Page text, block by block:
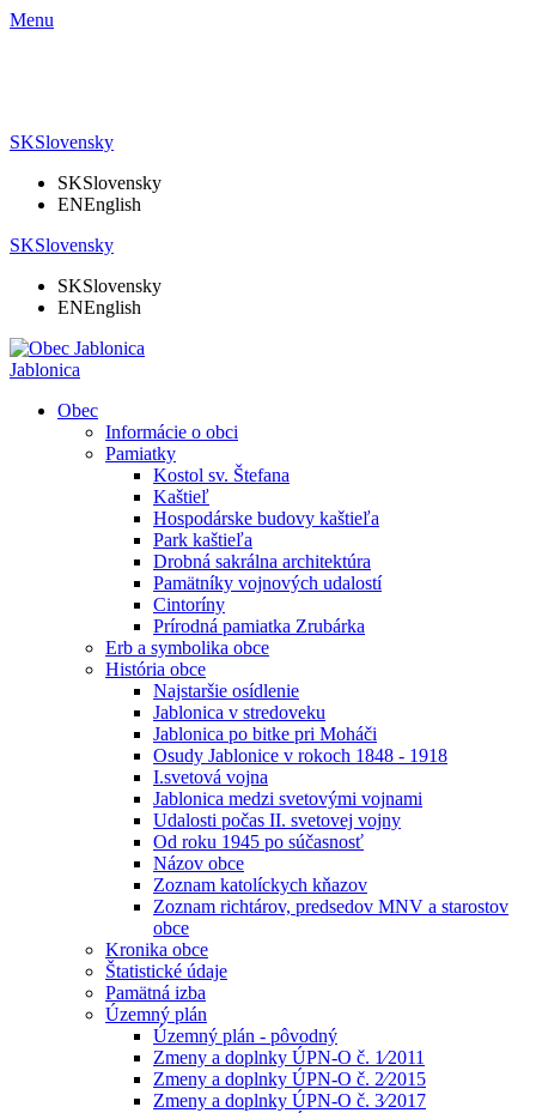
Menu
SKSlovensky
SKSlovensky
ENEnglish
SKSlovensky
SKSlovensky
ENEnglish
Jablonica
Obec
Informácie o obci
Pamiatky
Kostol sv. Štefana
Kaštieľ
Hospodárske budovy kaštieľa
Park kaštieľa
Drobná sakrálna architektúra
Pamätníky vojnových udalostí
Cintoríny
Prírodná pamiatka Zrubárka
Erb a symbolika obce
História obce
Najstaršie osídlenie
Jablonica v stredoveku
Jablonica po bitke pri Moháči
Osudy Jablonice v rokoch 1848 - 1918
I.svetová vojna
Jablonica medzi svetovými vojnami
Udalosti počas II. svetovej vojny
Od roku 1945 po súčasnosť
Názov obce
Zoznam katolíckych kňazov
Zoznam richtárov, predsedov MNV a starostov
obce
Kronika obce
Štatistické údaje
Pamätná izba
Územný plán
Územný plán - pôvodný
Zmeny a doplnky ÚPN-O č. 1⁄2011
Zmeny a doplnky ÚPN-O č. 2⁄2015
Zmeny a doplnky ÚPN-O č. 3⁄2017